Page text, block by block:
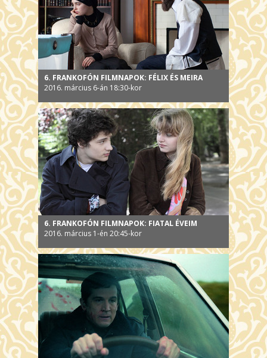
6. FRANKOFÓN FILMNAPOK: FÉLIX ÉS MEIRA
2016. március 6-án 18:30-kor
6. FRANKOFÓN FILMNAPOK: FIATAL ÉVEIM
2016. március 1-én 20:45-kor